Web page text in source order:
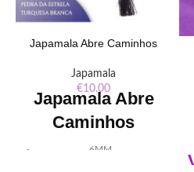
Japamala Abre Caminhos
Japamala
€10.00
Japamala Abre
Caminhos
6MM